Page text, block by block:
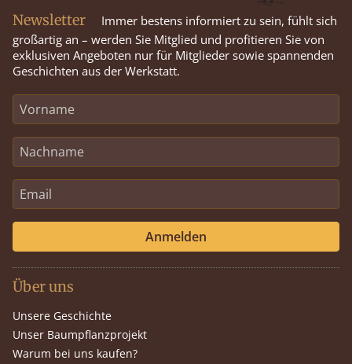
Newsletter
Immer bestens informiert zu sein, fühlt sich
großartig an – werden Sie Mitglied und profitieren Sie von
exklusiven Angeboten nur für Mitglieder sowie spannenden
Geschichten aus der Werkstatt.
Anmelden
Über uns
Unsere Geschichte
Unser Baumpflanzprojekt
Warum bei uns kaufen?